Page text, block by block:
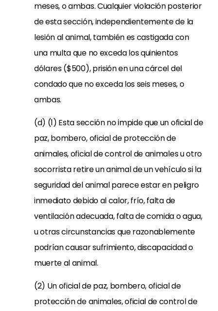
meses, o ambas. Cualquier violación posterior
de esta sección, independientemente de la
lesión al animal, también es castigada con
una multa que no exceda los quinientos
dólares ($500), prisión en una cárcel del
condado que no exceda los seis meses, o
ambas.
(d) (1) Esta sección no impide que un oficial de
paz, bombero, oficial de protección de
animales, oficial de control de animales u otro
socorrista retire un animal de un vehículo si la
seguridad del animal parece estar en peligro
inmediato debido al calor, frío, falta de
ventilación adecuada, falta de comida o agua,
u otras circunstancias que razonablemente
podrían causar sufrimiento, discapacidad o
muerte al animal.
(2) Un oficial de paz, bombero, oficial de
protección de animales, oficial de control de